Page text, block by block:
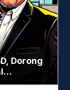
Dorong